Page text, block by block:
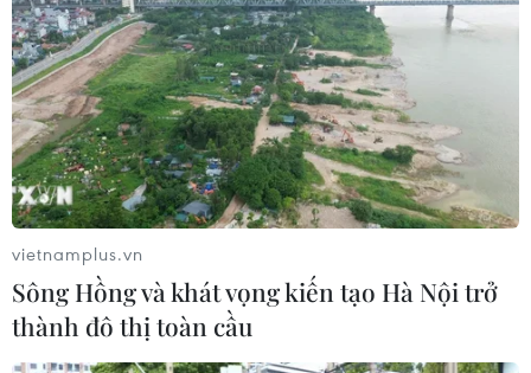
Top 10 cầu thủ có lượng theo dõi đông đảo
nhất trên Instagram
14/02/2022 04:36
vietnamplus.vn
Sông Hồng và khát vọng kiến tạo Hà Nội trở
thành đô thị toàn cầu